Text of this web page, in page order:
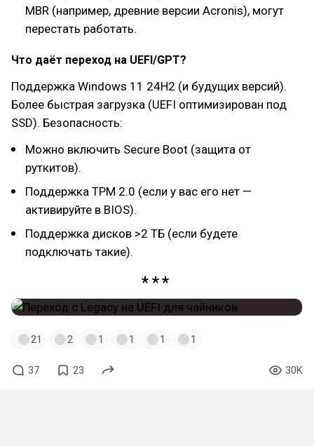
MBR (например, древние версии Acronis), могут
перестать работать.
Что даёт переход на UEFI/GPT?
Поддержка Windows 11 24H2 (и будущих версий).
Более быстрая загрузка (UEFI оптимизирован под
SSD). Безопасность:
Можно включить Secure Boot (защита от
руткитов).
Поддержка TPM 2.0 (если у вас его нет —
активируйте в BIOS).
Поддержка дисков >2 ТБ (если будете
подключать такие).
21 2 1 1 1 1
37 23 30K